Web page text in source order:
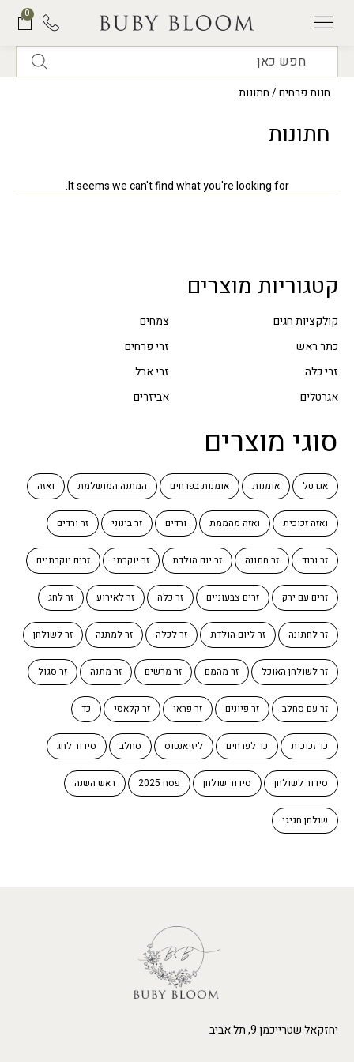
0
חנות פרחים/ חתונות
חתונות
קטגוריות מוצרים
קולקציות חגים
צמחים
כתר ראש
זרי פרחים
זרי כלה
זרי אבל
אגרטלים
אביזרים
סוגי מוצרים
אגרטל אומנות אומנות בפרחים המתנה המושלמת ואזה
ואזה זכוכית ואזה מהממת ורדים זר בינוני זר ורדים
זר ורוד זר חתונה זר יום הולדת זר יוקרתי זרים יוקרתיים
זרים עם ירק זרים צבעוניים זר כלה זר לאירוע זר לחג
זר לחתונה זר ליום הולדת זר לכלה זר למתנה זר לשולחן
זר לשולחן האוכל זר מהמם זר מרשים זר מתנה זר סגול
זר עם סחלב זר פיונים זר פראי זר קלאסי כד
כד זכוכית כד לפרחים ליזיאנטוס סחלב סידור לחג
סידור לשולחן סידור שולחן פסח 2025 ראש השנה
שולחן חגיגי
It seems we can't find what you're looking for.
יחזקאל שטרייכמן 9, תל אביב